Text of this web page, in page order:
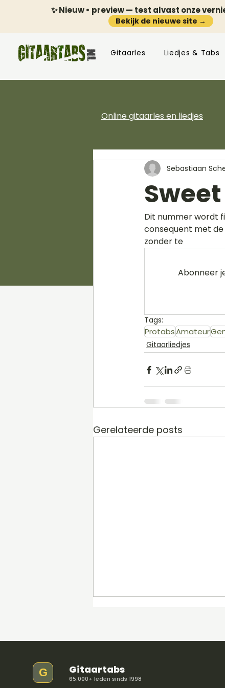
✨ Nieuw • preview — test alvast onze
Bekijk de nieuwe site →
Gitaarles Liedjes & Tabs
Online gitaarles en liedjes
Sebastiaan
Dit nummer wordt
consequent met de
zonder te
Abonneer
Tags:
ProtabsAmateur
Gitaarliedjes
Gerelateerde posts
G Gitaartabs
65.000+ leden sinds 1998